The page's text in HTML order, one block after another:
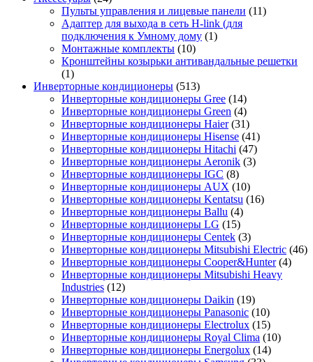
Пульты управления и лицевые панели (11)
Адаптер для выхода в сеть H-link (для
подключения к Умному дому (1)
Монтажные комплекты (10)
Кронштейны козырьки антивандальные решетки
(1)
Инверторные кондиционеры (513)
Инверторные кондиционеры Gree (14)
Инверторные кондиционеры Green (4)
Инверторные кондиционеры Haier (31)
Инверторные кондиционеры Hisense (41)
Инверторные кондиционеры Hitachi (47)
Инверторные кондиционеры Aeronik (3)
Инверторные кондиционеры IGC (8)
Инверторные кондиционеры AUX (10)
Инверторные кондиционеры Kentatsu (16)
Инверторные кондиционеры Ballu (4)
Инверторные кондиционеры LG (15)
Инверторные кондиционеры Centek (3)
Инверторные кондиционеры Mitsubishi Electric (46)
Инверторные кондиционеры Cooper&Hunter (4)
Инверторные кондиционеры Mitsubishi Heavy
Industries (12)
Инверторные кондиционеры Daikin (19)
Инверторные кондиционеры Panasonic (10)
Инверторные кондиционеры Electrolux (15)
Инверторные кондиционеры Royal Clima (10)
Инверторные кондиционеры Energolux (14)